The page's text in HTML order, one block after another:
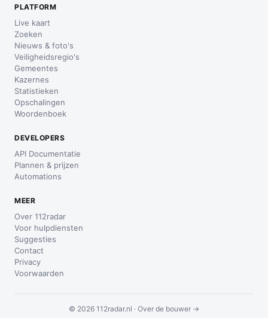
PLATFORM
Live kaart
Zoeken
Nieuws & foto's
Veiligheidsregio's
Gemeentes
Kazernes
Statistieken
Opschalingen
Woordenboek
DEVELOPERS
API Documentatie
Plannen & prijzen
Automations
MEER
Over 112radar
Voor hulpdiensten
Suggesties
Contact
Privacy
Voorwaarden
© 2026 112radar.nl · Over de bouwer →